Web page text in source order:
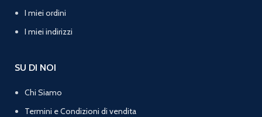
I miei ordini
I miei indirizzi
SU DI NOI
Chi Siamo
Termini e Condizioni di vendita